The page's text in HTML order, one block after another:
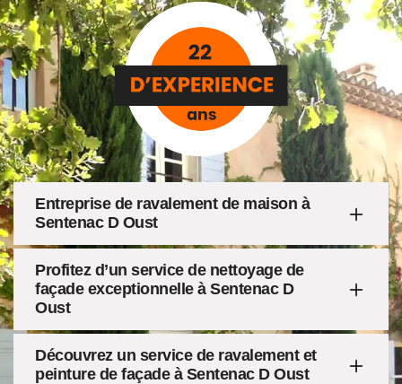
Entreprise de ravalement de maison à
Sentenac D Oust
Profitez d’un service de nettoyage de
façade exceptionnelle à Sentenac D
Oust
Découvrez un service de ravalement et
peinture de façade à Sentenac D Oust